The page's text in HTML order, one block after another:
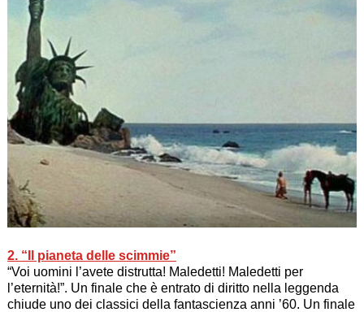
2. “Il pianeta delle scimmie”
“Voi uomini l’avete distrutta! Maledetti! Maledetti per
l’eternità!”. Un finale che è entrato di diritto nella leggenda
chiude uno dei classici della fantascienza anni ’60. Un finale